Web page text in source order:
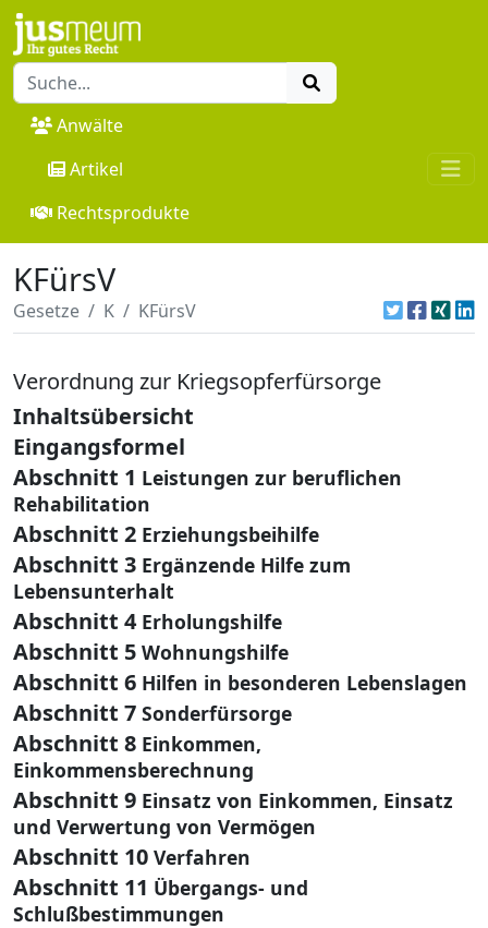
Anwälte
Artikel
Rechtsprodukte
KFürsV
Gesetze K KFürsV
Verordnung zur Kriegsopferfürsorge
Inhaltsübersicht
Eingangsformel
Abschnitt 1 Leistungen zur beruflichen
Rehabilitation
Abschnitt 2 Erziehungsbeihilfe
Abschnitt 3 Ergänzende Hilfe zum
Lebensunterhalt
Abschnitt 4 Erholungshilfe
Abschnitt 5 Wohnungshilfe
Abschnitt 6 Hilfen in besonderen Lebenslagen
Abschnitt 7 Sonderfürsorge
Abschnitt 8 Einkommen,
Einkommensberechnung
Abschnitt 9 Einsatz von Einkommen, Einsatz
und Verwertung von Vermögen
Abschnitt 10 Verfahren
Abschnitt 11 Übergangs- und
Schlußbestimmungen